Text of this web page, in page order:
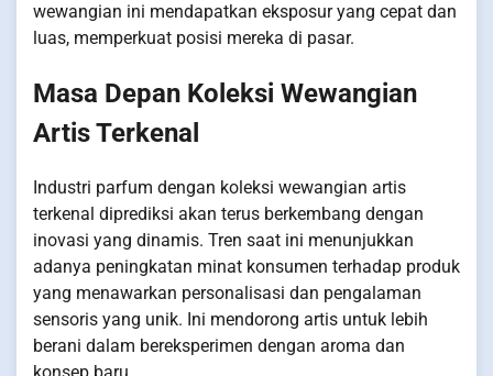
wewangian ini mendapatkan eksposur yang cepat dan
luas, memperkuat posisi mereka di pasar.
Masa Depan Koleksi Wewangian
Artis Terkenal
Industri parfum dengan koleksi wewangian artis
terkenal diprediksi akan terus berkembang dengan
inovasi yang dinamis. Tren saat ini menunjukkan
adanya peningkatan minat konsumen terhadap produk
yang menawarkan personalisasi dan pengalaman
sensoris yang unik. Ini mendorong artis untuk lebih
berani dalam bereksperimen dengan aroma dan